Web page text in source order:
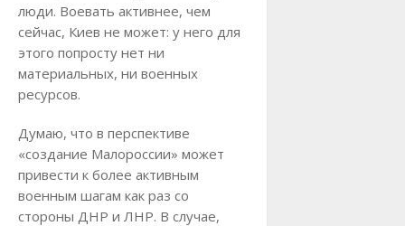
люди. Воевать активнее, чем
сейчас, Киев не может: у него для
этого попросту нет ни
материальных, ни военных
ресурсов.
Думаю, что в перспективе
«создание Малороссии» может
привести к более активным
военным шагам как раз со
стороны ДНР и ЛНР. В случае,